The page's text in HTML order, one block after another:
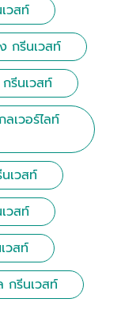
วสท์
กรีนเวสท์
รีนเวสท์
เวอร์ไลท์
เวสท์
วสท์
วสท์
กรีนเวสท์